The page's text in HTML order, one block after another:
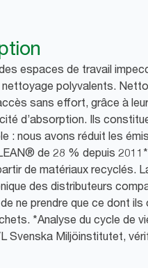
espaces de travail
polyvalents.
sans effort, grâce à
d’absorption. Ils
: nous avons réduit les
de 28 % depuis
de matériaux recyclés.
des distributeurs
ne prendre que ce dont ils
*Analyse du cycle de
Svenska Miljöinstitutet,